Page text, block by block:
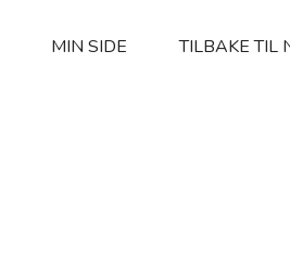
MIN SIDE TILBAKE TIL